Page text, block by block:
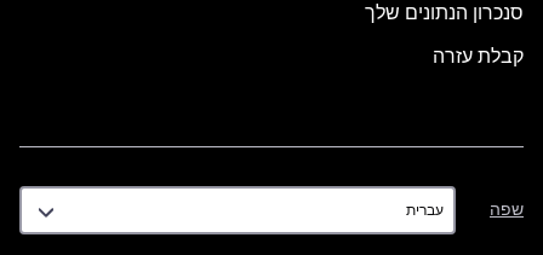
סנכרון הנתונים שלך
קבלת עזרה
שפה
שפה